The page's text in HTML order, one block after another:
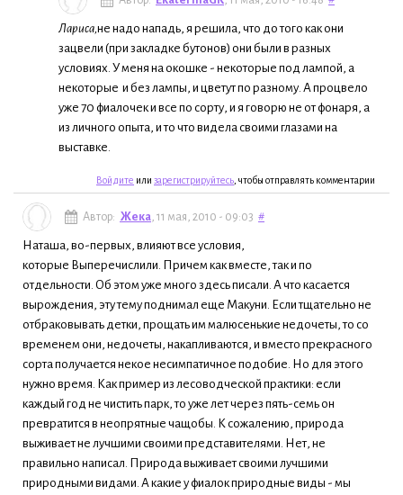
Лариса,не надо нападь, я решила, что до того как они
зацвели (при закладке бутонов) они были в разных
условиях. У меня на окошке - некоторые под лампой, а
некоторые и без лампы, и цветут по разному. А процвело
уже 70 фиалочек и все по сорту, и я говорю не от фонаря, а
из личного опыта, и то что видела своими глазами на
выставке.
Войдите или зарегистрируйтесь , чтобы отправлять комментарии
Автор: Жека , 11 мая, 2010 - 09:03 #
Наташа, во-первых, влияют все условия,
которые Выперечислили. Причем как вместе, так и по
отдельности. Об этом уже много здесь писали. А что касается
вырождения, эту тему поднимал еще Макуни. Если тщательно не
отбраковывать детки, прощать им малюсенькие недочеты, то со
временем они, недочеты, накапливаются, и вместо прекрасного
сорта получается некое несимпатичное подобие. Но для этого
нужно время. Как пример из лесоводческой практики: если
каждый год не чистить парк, то уже лет через пять-семь он
превратится в неопрятные чащобы. К сожалению, природа
выживает не лучшими своими представителями. Нет, не
правильно написал. Природа выживает своими лучшими
природными видами. А какие у фиалок природные виды - мы